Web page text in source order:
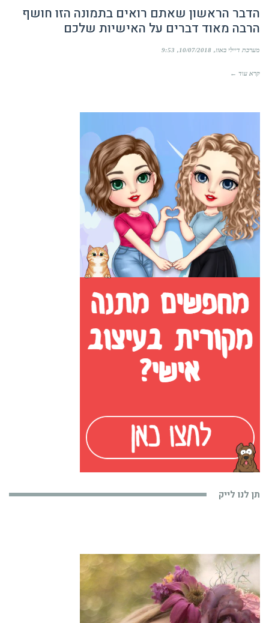
הדבר הראשון שאתם רואים בתמונה הזו חושף
הרבה מאוד דברים על האישיות שלכם
מערכת דיילי באזז 10/07/2018
9:53
קרא עוד ←
תן לנו לייק